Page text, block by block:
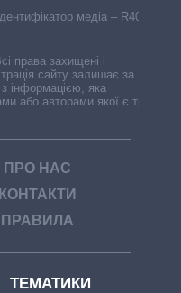
медіа – R40-
права захищені і
сайту залишає за
інформацією, яка
або авторами якої є треті
ПРО НАС
КОНТАКТИ
ПРАВИЛА
ТЕМАТИКИ